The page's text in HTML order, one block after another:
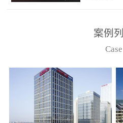
从监控主机上获取，最多
只能接6台，超过的需从现
案例
Case